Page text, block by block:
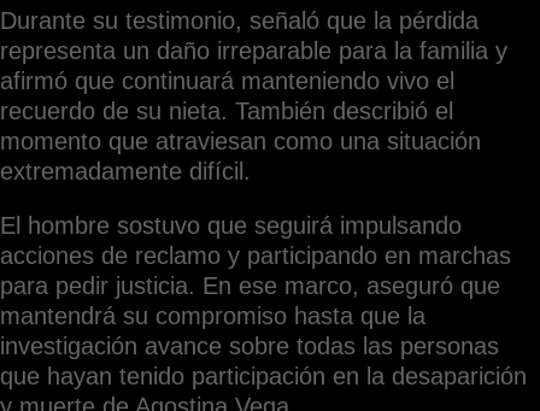
Durante su testimonio, señaló que la pérdida
representa un daño irreparable para la familia y
afirmó que continuará manteniendo vivo el
recuerdo de su nieta. También describió el
momento que atraviesan como una situación
extremadamente difícil.
El hombre sostuvo que seguirá impulsando
acciones de reclamo y participando en marchas
para pedir justicia. En ese marco, aseguró que
mantendrá su compromiso hasta que la
investigación avance sobre todas las personas
que hayan tenido participación en la desaparición